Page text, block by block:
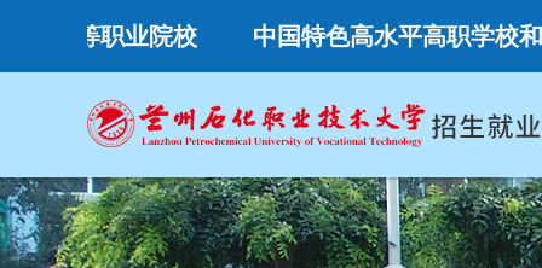
职业院校 中国特色高水平高职学校和专业